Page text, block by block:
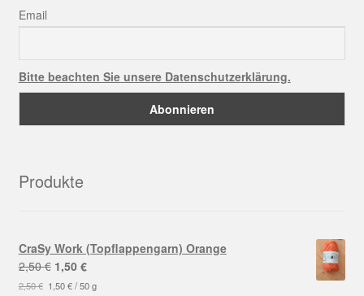
Email
Bitte beachten Sie unsere Datenschutzerklärung.
Produkte
CraSy Work (Topflappengarn) Orange
2,50€ Ursprünglicher
Preis
1,50 €Aktueller
Preis
2,50€ 1,50€/50 g